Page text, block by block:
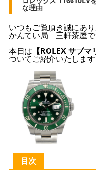
な理由
いつもご覧頂き誠にあり
かんてい局 三軒茶屋で
本日は 【ROLEX サブマ
ついてご紹介いたしま
目次